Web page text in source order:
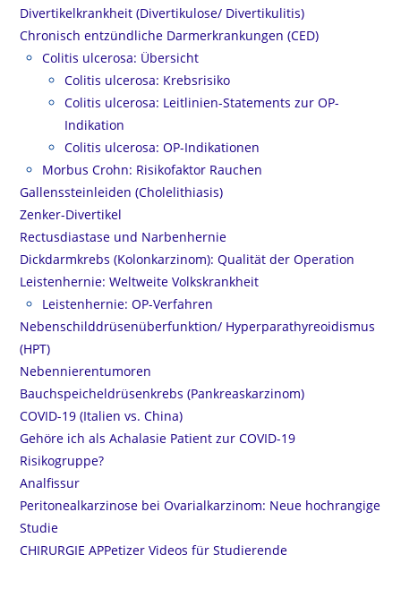
Divertikelkrankheit (Divertikulose/ Divertikulitis)
Chronisch entzündliche Darmerkrankungen (CED)
Colitis ulcerosa: Übersicht
Colitis ulcerosa: Krebsrisiko
Colitis ulcerosa: Leitlinien-Statements zur OP-
Indikation
Colitis ulcerosa: OP-Indikationen
Morbus Crohn: Risikofaktor Rauchen
Gallenssteinleiden (Cholelithiasis)
Zenker-Divertikel
Rectusdiastase und Narbenhernie
Dickdarmkrebs (Kolonkarzinom): Qualität der Operation
Leistenhernie: Weltweite Volkskrankheit
Leistenhernie: OP-Verfahren
Nebenschilddrüsenüberfunktion/ Hyperparathyreoidismus
(HPT)
Nebennierentumoren
Bauchspeicheldrüsenkrebs (Pankreaskarzinom)
COVID-19 (Italien vs. China)
Gehöre ich als Achalasie Patient zur COVID-19
Risikogruppe?
Analfissur
Peritonealkarzinose bei Ovarialkarzinom: Neue hochrangige
Studie
CHIRURGIE APPetizer Videos für Studierende